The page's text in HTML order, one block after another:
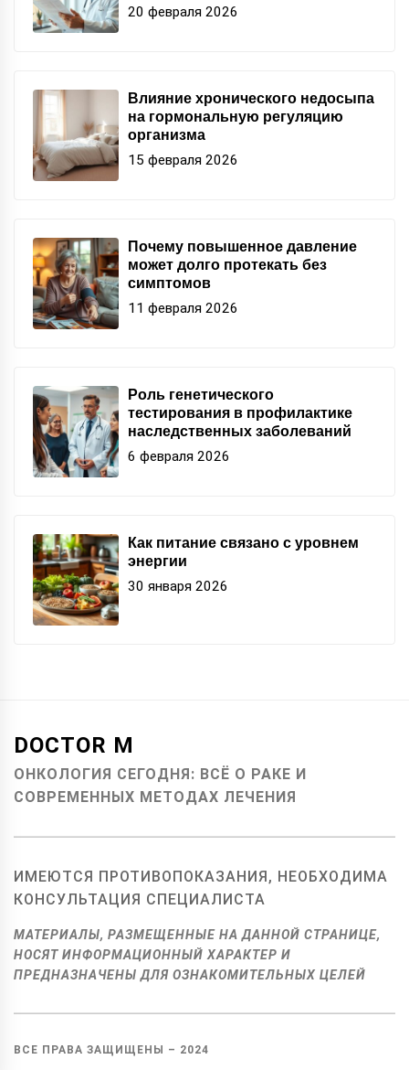
20 февраля 2026
Влияние хронического недосыпа
на гормональную регуляцию
организма
15 февраля 2026
Почему повышенное давление
может долго протекать без
симптомов
11 февраля 2026
Роль генетического
тестирования в профилактике
наследственных заболеваний
6 февраля 2026
Как питание связано с уровнем
энергии
30 января 2026
DOCTOR M
ОНКОЛОГИЯ СЕГОДНЯ: ВСЁ О РАКЕ И
СОВРЕМЕННЫХ МЕТОДАХ ЛЕЧЕНИЯ
ИМЕЮТСЯ ПРОТИВОПОКАЗАНИЯ, НЕОБХОДИМА
КОНСУЛЬТАЦИЯ СПЕЦИАЛИСТА
МАТЕРИАЛЫ, РАЗМЕЩЕННЫЕ НА ДАННОЙ СТРАНИЦЕ,
НОСЯТ ИНФОРМАЦИОННЫЙ ХАРАКТЕР И
ПРЕДНАЗНАЧЕНЫ ДЛЯ ОЗНАКОМИТЕЛЬНЫХ ЦЕЛЕЙ
ВСЕ ПРАВА ЗАЩИЩЕНЫ – 2024